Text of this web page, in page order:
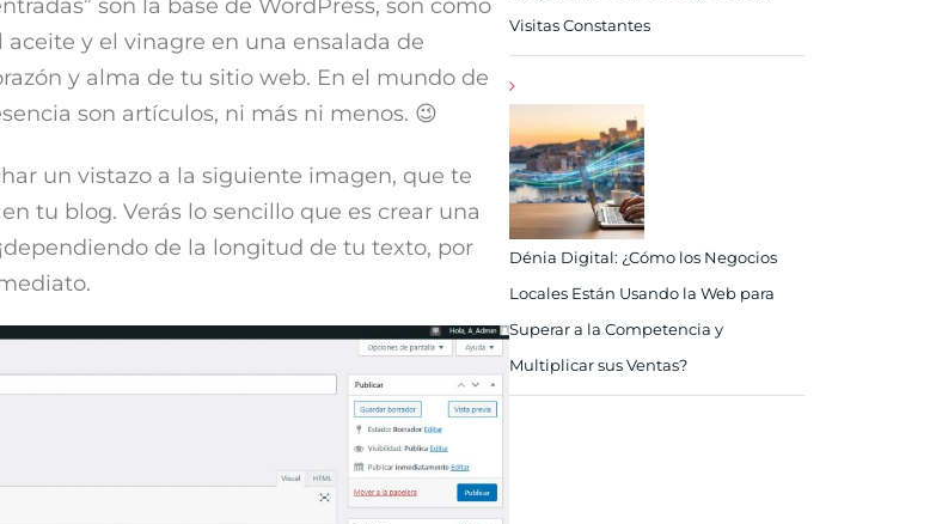
son la base de WordPress, son como
y el vinagre en una ensalada de
y alma de tu sitio web. En el mundo de
son artículos, ni más ni menos. 😉
un vistazo a la siguiente imagen, que te
tu blog. Verás lo sencillo que es crear una
de la longitud de tu texto, por
Visitas Constantes
Dénia Digital: ¿Cómo los Negocios
Locales Están Usando la Web para
Superar a la Competencia y
Multiplicar sus Ventas?